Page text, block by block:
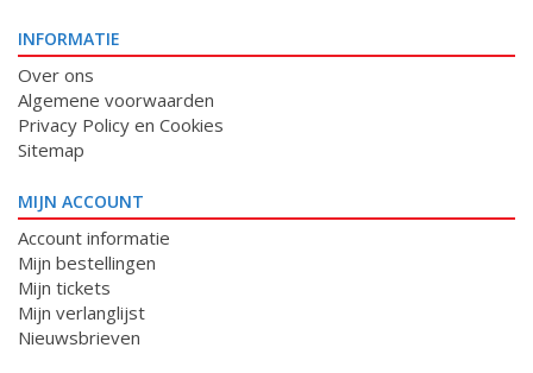
INFORMATIE
Over ons
Algemene voorwaarden
Privacy Policy en Cookies
Sitemap
MIJN ACCOUNT
Account informatie
Mijn bestellingen
Mijn tickets
Mijn verlanglijst
Nieuwsbrieven